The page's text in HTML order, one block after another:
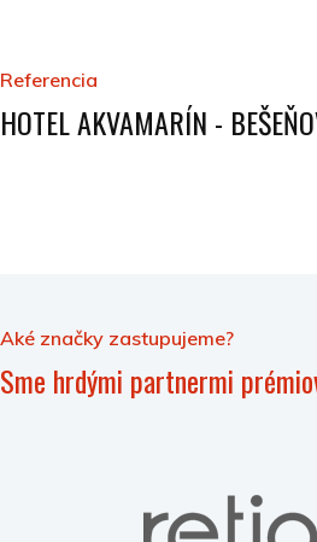
Referencia
HOTEL AKVAMARÍN -
Aké značky zastupujeme?
Sme hrdými partnermi